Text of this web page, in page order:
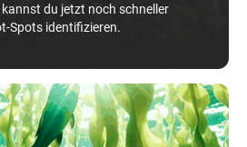
du jetzt noch schneller
Spots identifizieren.